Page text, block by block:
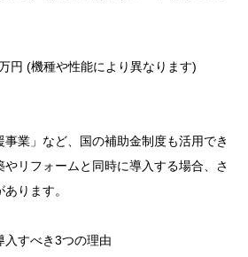
円 (機種や性能により異なります)
事業」など、国の補助金制度も活用でき
リフォームと同時に導入する場合、さ
ります。
入すべき3つの理由